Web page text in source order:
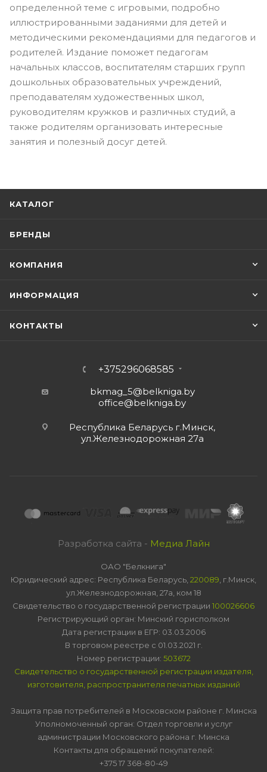
определенной теме с игровыми, подробно
иллюстрированными заданиями для детей и
методическими рекомендациями для педагогов и
родителей. Издание поможет педагогам
начальных классов, воспитателям старших групп
дошкольных образовательных учреждений,
преподавателям художественных школ,
руководителям кружков и различных студий, а
также родителям организовать интересные
занятия и полезный досуг детей.
КАТАЛОГ
БРЕНДЫ
КОМПАНИЯ
ИНФОРМАЦИЯ
КОНТАКТЫ
+375296068585
bkmag_5@belkniga.by
office@belkniga.by
Республика Беларусь г.Минск,
ул.Железнодорожная 27а
Разработка сайта - Медиа Лайн
ОАО "Белкнига"
Юридический адрес: Республика Беларусь, 220089 , г.Минск,
ул.Железнодорожная, 27а, ком 18
Свидетельство о государственной регистрации 100026606
Регистрирующий орган: Минский горисполком
Дата регистрации в ЕГР: 03.03.2006
В торговом реестре с 01.03.2021 г.
Номер регистрации: 503672
Свидетельство о государственной регистрации издателя,
изготовителя, распространителя печатных изданий
Защита прав потребителей в Московском районе г. Минска
Уполномоченный орган: Отдел торговли и услуг
администрации Московского района г. Минска
Контакты для обращений покупателей:
+375 17 368-80-49